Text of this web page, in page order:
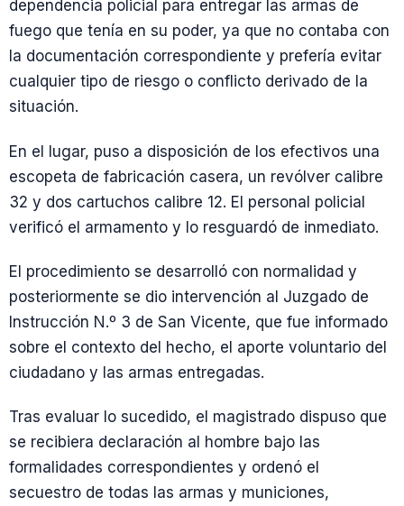
dependencia policial para entregar las armas de
fuego que tenía en su poder, ya que no contaba con
la documentación correspondiente y prefería evitar
cualquier tipo de riesgo o conflicto derivado de la
situación.
En el lugar, puso a disposición de los efectivos una
escopeta de fabricación casera, un revólver calibre
32 y dos cartuchos calibre 12. El personal policial
verificó el armamento y lo resguardó de inmediato.
El procedimiento se desarrolló con normalidad y
posteriormente se dio intervención al Juzgado de
Instrucción N.º 3 de San Vicente, que fue informado
sobre el contexto del hecho, el aporte voluntario del
ciudadano y las armas entregadas.
Tras evaluar lo sucedido, el magistrado dispuso que
se recibiera declaración al hombre bajo las
formalidades correspondientes y ordenó el
secuestro de todas las armas y municiones,